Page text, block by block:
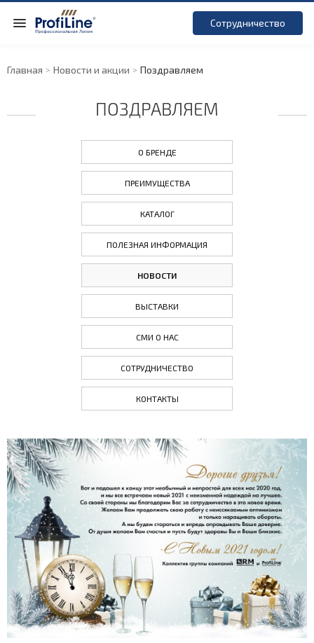
Сотрудничество
Главная Новости и акции Поздравляем
ПОЗДРАВЛЯЕМ
О БРЕНДЕ
ПРЕИМУЩЕСТВА
КАТАЛОГ
ПОЛЕЗНАЯ ИНФОРМАЦИЯ
НОВОСТИ
ВЫСТАВКИ
СМИ О НАС
СОТРУДНИЧЕСТВО
КОНТАКТЫ